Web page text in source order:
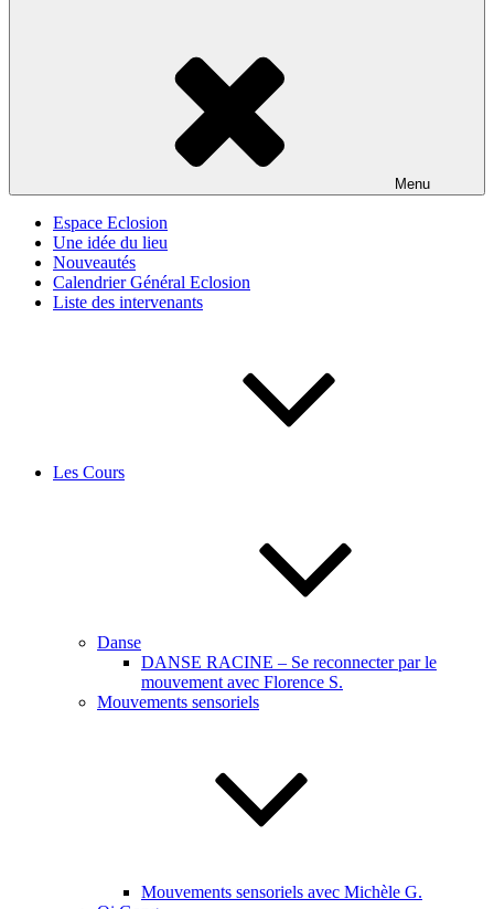
Menu
Espace Eclosion
Une idée du lieu
Nouveautés
Calendrier Général Eclosion
Liste des intervenants
Les Cours
Danse
DANSE RACINE – Se reconnecter par le
mouvement avec Florence S.
Mouvements sensoriels
Mouvements sensoriels avec Michèle G.